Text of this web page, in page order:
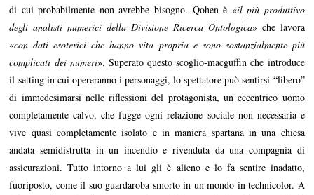
di cui probabilmente non avrebbe bisogno. Qohen è «il più produttivo
degli analisti numerici della Divisione Ricerca Ontologica» che lavora
«con dati esoterici che hanno vita propria e sono sostanzialmente più
complicati dei numeri». Superato questo scoglio-macguffin che introduce
il setting in cui opereranno i personaggi, lo spettatore può sentirsi “libero”
di immedesimarsi nelle riflessioni del protagonista, un eccentrico uomo
completamente calvo, che fugge ogni relazione sociale non necessaria e
vive quasi completamente isolato e in maniera spartana in una chiesa
andata semidistrutta in un incendio e rivenduta da una compagnia di
assicurazioni. Tutto intorno a lui gli è alieno e lo fa sentire inadatto,
fuoriposto, come il suo guardaroba smorto in un mondo in technicolor. A